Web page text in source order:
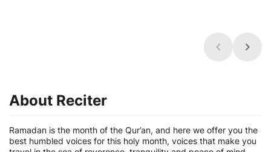
About Reciter
Ramadan is the month of the Qur’an, and here we offer you the
best humbled voices for this holy month, voices that make you